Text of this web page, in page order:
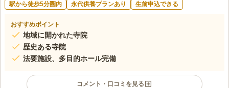
駅から徒歩5分圏内 永代供養プランあり 生前申込できる
おすすめポイント
地域に開かれた寺院
歴史ある寺院
法要施設、多目的ホール完備
コメント・口コミを見る